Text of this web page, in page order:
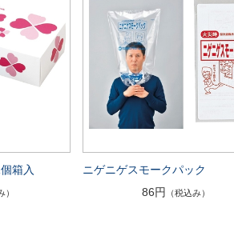
箱入
）
ニゲニゲスモークパック
86円
（税込み）